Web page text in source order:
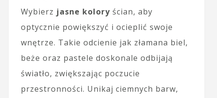
Wybierz jasne koloryścian, aby
optycznie powiększyć i ocieplić swoje
wnętrze. Takie odcienie jak złamana biel,
beże oraz pastele doskonale odbijają
światło, zwiększając poczucie
przestronności. Unikaj ciemnych barw,